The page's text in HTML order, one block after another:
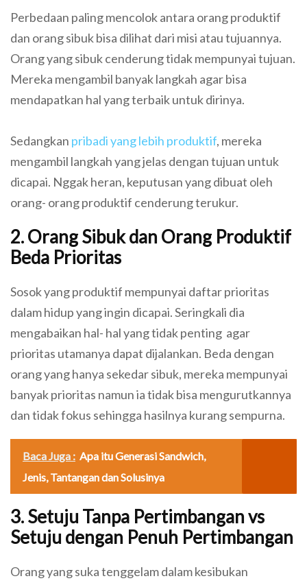
Perbedaan paling mencolok antara orang produktif
dan orang sibuk bisa dilihat dari misi atau tujuannya.
Orang yang sibuk cenderung tidak mempunyai tujuan.
Mereka mengambil banyak langkah agar bisa
mendapatkan hal yang terbaik untuk dirinya.
Sedangkan pribadi yang lebih produktif, mereka
mengambil langkah yang jelas dengan tujuan untuk
dicapai. Nggak heran, keputusan yang dibuat oleh
orang- orang produktif cenderung terukur.
2. Orang Sibuk dan Orang Produktif
Beda Prioritas
Sosok yang produktif mempunyai daftar prioritas
dalam hidup yang ingin dicapai. Seringkali dia
mengabaikan hal- hal yang tidak penting agar
prioritas utamanya dapat dijalankan. Beda dengan
orang yang hanya sekedar sibuk, mereka mempunyai
banyak prioritas namun ia tidak bisa mengurutkannya
dan tidak fokus sehingga hasilnya kurang sempurna.
Baca Juga : Apa itu Generasi Sandwich,
Jenis, Tantangan dan Solusinya
3. Setuju Tanpa Pertimbangan vs
Setuju dengan Penuh Pertimbangan
Orang yang suka tenggelam dalam kesibukan